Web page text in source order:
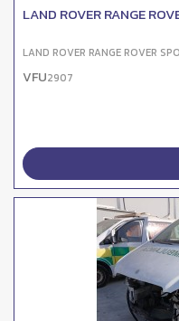
LAND ROVER RANGE
LAND ROVER RANGE ROVER
VFU2907